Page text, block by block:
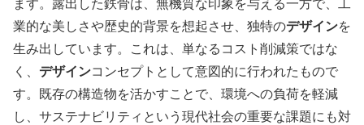
ます。露出した鉄骨は、無機質な印象を与える一方で、工
業的な美しさや歴史的背景を想起させ、独特のデザインを
生み出しています。これは、単なるコスト削減策ではな
く、 デザインコンセプトとして意図的に行われたもので
す。既存の構造物を活かすことで、環境への負荷を軽減
し、サステナビリティという現代社会の重要な課題にも対